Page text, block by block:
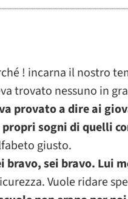
! incarna il nostro
trovato nessuno in
provato a dire ai
sogni di quelli
giusto.
bravo, sei bravo. Lui
Vuole ridare